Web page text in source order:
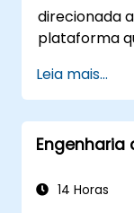
direcionada
plataforma
Leia mais...
Engenharia
14 Horas